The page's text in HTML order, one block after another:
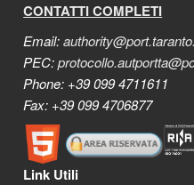
CONTATTI COMPLETI
Email:
PEC:
Phone: +39 099 4711611
Fax: +39 099 4706877
Link Utili